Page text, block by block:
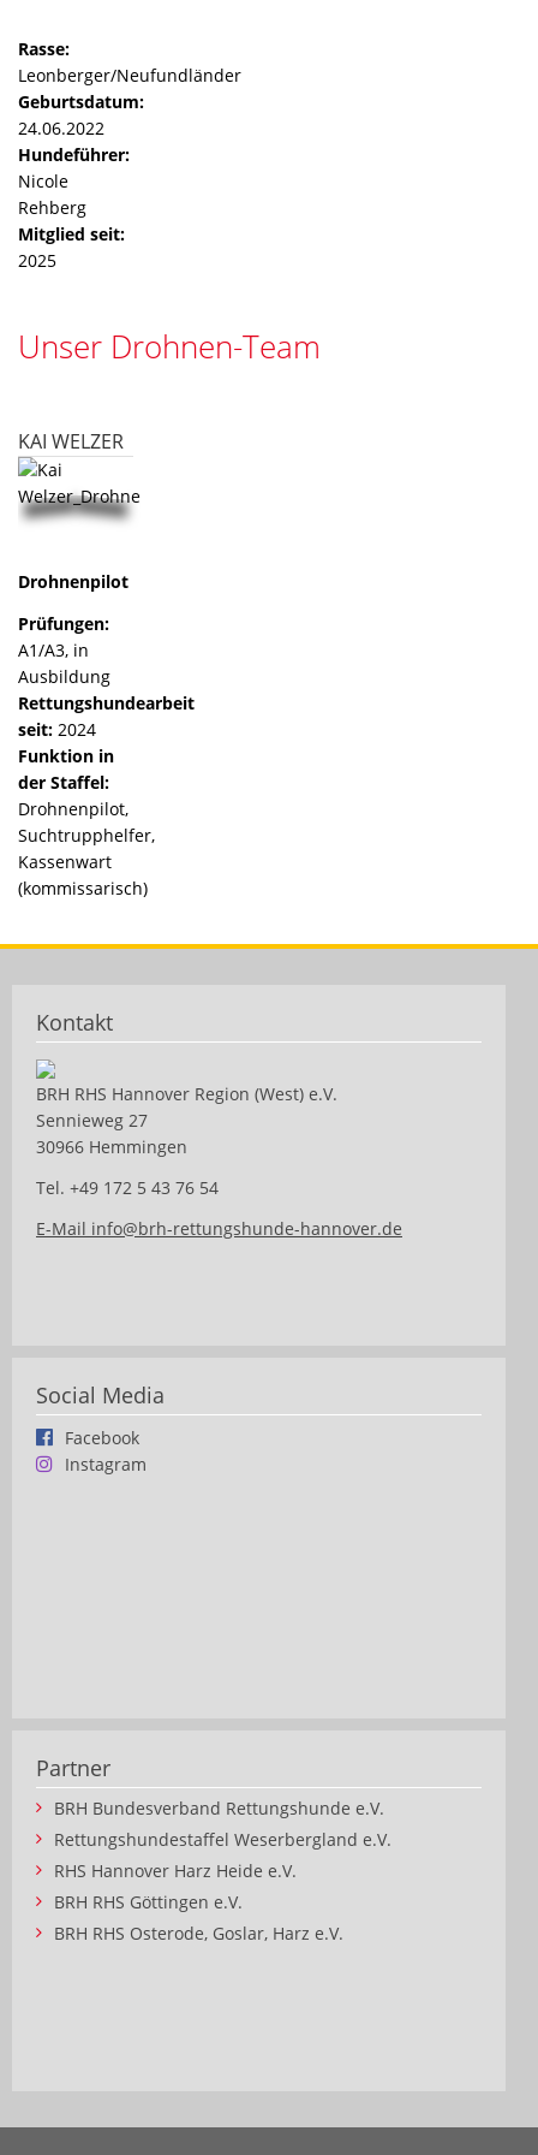
Rasse:
Leonberger/Neufundländer
Geburtsdatum:
24.06.2022
Hundeführer:
Nicole
Rehberg
Mitglied seit:
2025
Unser Drohnen-Team
KAI WELZER
Drohnenpilot
Prüfungen:
A1/A3, in
Ausbildung
Rettungshundearbeit
seit: 2024
Funktion in
der Staffel:
Drohnenpilot,
Suchtrupphelfer,
Kassenwart
(kommissarisch)
Kontakt
BRH RHS Hannover Region (West) e.V.
Sennieweg 27
30966 Hemmingen
Tel. +49 172 5 43 76 54
E-Mail info@brh-rettungshunde-hannover.de
Social Media
Facebook
Instagram
Partner
BRH Bundesverband Rettungshunde e.V.
Rettungshundestaffel Weserbergland e.V.
RHS Hannover Harz Heide e.V.
BRH RHS Göttingen e.V.
BRH RHS Osterode, Goslar, Harz e.V.